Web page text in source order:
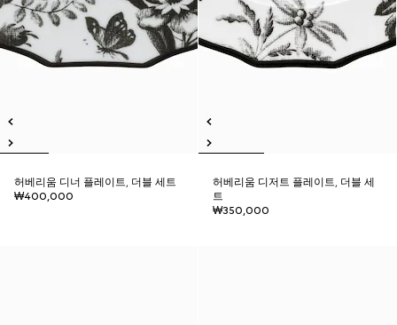
허베리움 디너 플레이트, 더블 세트
₩400,000
허베리움 디저트 플레이트, 더블 세
트
₩350,000